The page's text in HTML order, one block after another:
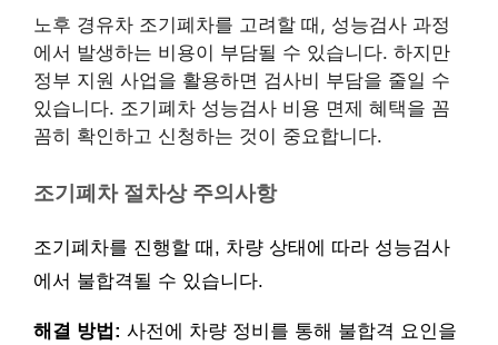
노후 경유차 조기폐차를 고려할 때, 성능검사 과정
에서 발생하는 비용이 부담될 수 있습니다. 하지만
정부 지원 사업을 활용하면 검사비 부담을 줄일 수
있습니다. 조기폐차 성능검사 비용 면제 혜택을 꼼
꼼히 확인하고 신청하는 것이 중요합니다.
조기폐차 절차상 주의사항
조기폐차를 진행할 때, 차량 상태에 따라 성능검사
에서 불합격될 수 있습니다.
해결 방법: 사전에 차량 정비를 통해 불합격 요인을